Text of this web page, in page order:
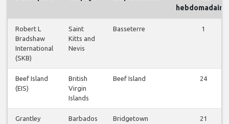
Robert L
Bradshaw
International
(SKB)
Saint
Kitts and
Nevis
Basseterre 1
Beef Island
(EIS)
British
Virgin
Islands
Beef Island 24
Grantley
Barbados Bridgetown 21